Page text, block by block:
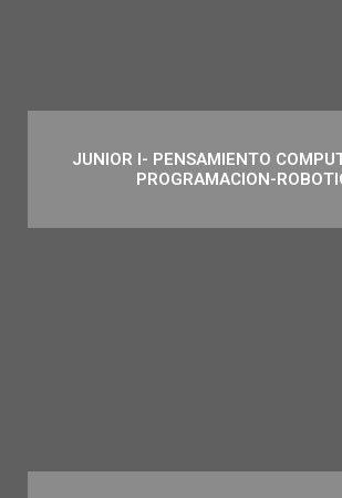
JUNIOR I- PENSAMIENTO
PROGRAMACION-